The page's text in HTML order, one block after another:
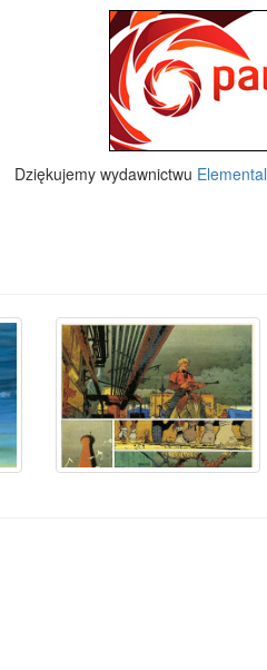
Dziękujemy wydawnictwu Elemental